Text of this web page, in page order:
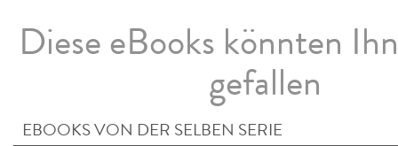
Diese eBooks könnten
gefallen
EBOOKS VON DER SELBEN SERIE